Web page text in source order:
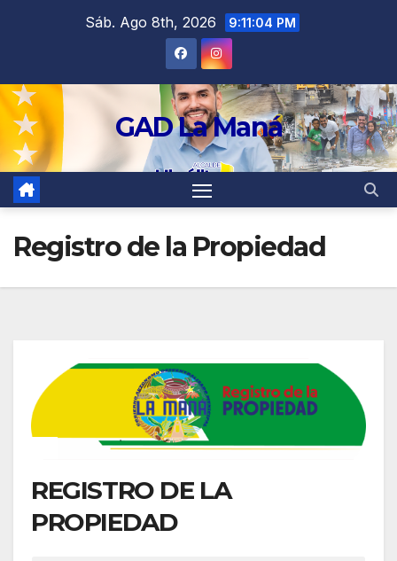
Sáb. Ago 8th, 2026 9:11:05 PM
GAD La Maná
Registro de la Propiedad
REGISTRO DE LA
PROPIEDAD